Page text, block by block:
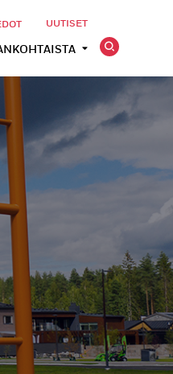
UUTISET